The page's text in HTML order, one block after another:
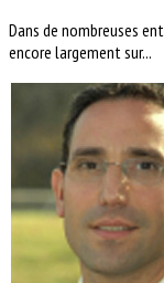
Dans de nombreuses
encore largement sur...